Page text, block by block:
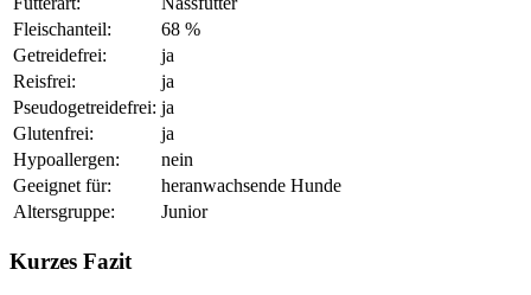
Fleischanteil:
68 %
Getreidefrei:
ja
Reisfrei:
ja
Pseudogetreidefrei: ja
Glutenfrei:
ja
Hypoallergen:
nein
Geeignet für:
heranwachsende Hunde
Altersgruppe:
Junior
Kurzes Fazit